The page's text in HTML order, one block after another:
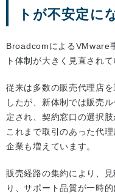
トが不安定に
BroadcomによるVMware
ト体制が大きく見直されて
従来は多数の販売代理店
したが、新体制では販売
定され、契約窓口の選択
これまで取引のあった代
企業も増えています。
販売経路の集約により、
り、サポート品質が一時